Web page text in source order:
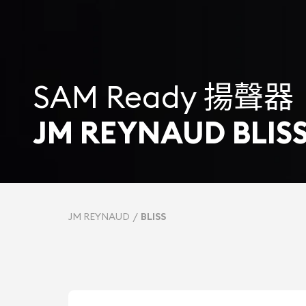
SAM Ready 揚聲器
JM REYNAUD
JM REYNAUD BLISS